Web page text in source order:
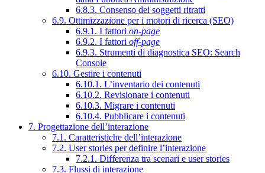
6.8.3. Consenso dei soggetti ritratti
6.9. Ottimizzazione per i motori di ricerca (SEO)
6.9.1. I fattori on-page
6.9.2. I fattori off-page
6.9.3. Strumenti di diagnostica SEO: Search
Console
6.10. Gestire i contenuti
6.10.1. L’inventario dei contenuti
6.10.2. Revisionare i contenuti
6.10.3. Migrare i contenuti
6.10.4. Pubblicare i contenuti
7. Progettazione dell’interazione
7.1. Caratteristiche dell’interazione
7.2. User stories per definire l’interazione
7.2.1. Differenza tra scenari e user stories
7.3. Flussi di interazione